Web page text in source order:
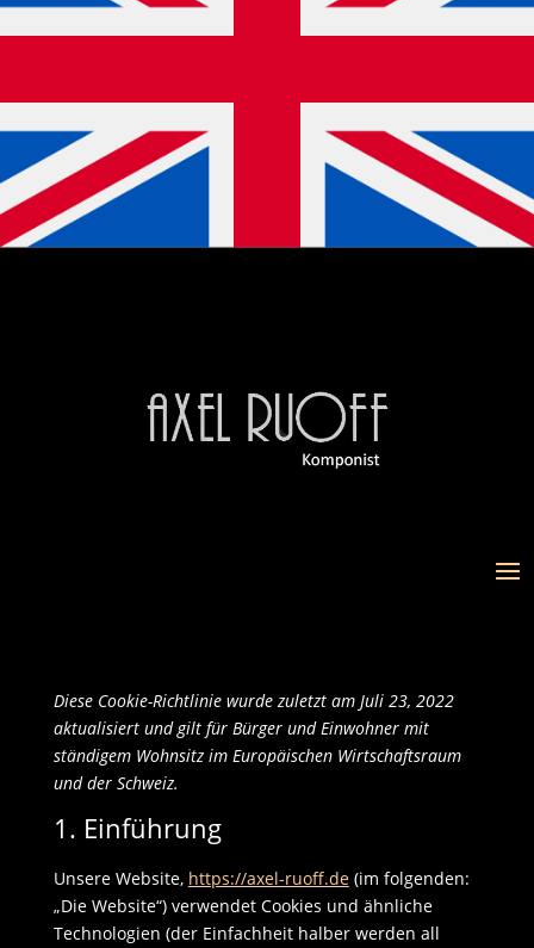
Diese Cookie-Richtlinie wurde zuletzt am Juli 23, 2022
aktualisiert und gilt für Bürger und Einwohner mit
ständigem Wohnsitz im Europäischen Wirtschaftsraum
und der Schweiz.
1. Einführung
Unsere Website, https://axel-ruoff.de(im folgenden:
„Die Website“) verwendet Cookies und ähnliche
Technologien (der Einfachheit halber werden all